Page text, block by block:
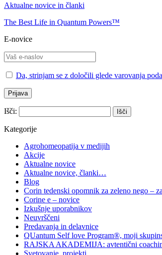
Aktualne novice in članki
The Best Life in Quantum Powers™
E-novice
Da, strinjam se z določili glede varovanja
Išči:
Kategorije
Agrohomeopatija v medijih
Akcije
Aktualne novice
Aktualne novice, članki…
Blog
Corin tedenski opomnik za zeleno nego –
Corine e – novice
Izkušnje uporabnikov
Neuvrščeni
Predavanja in delavnice
QUantum Self love Program®, moji
RAJSKA AKADEMIJA: avtentični
Svetovanje, projekti…